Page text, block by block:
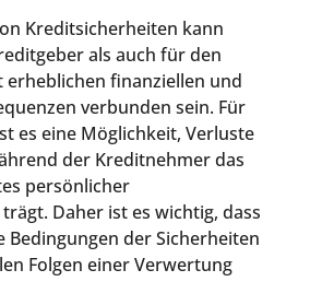
Kreditsicherheiten kann
als auch für den
finanziellen und
verbunden sein. Für
es eine Möglichkeit, Verluste
der Kreditnehmer das
persönlicher
Daher ist es wichtig, dass
Bedingungen der Sicherheiten
Folgen einer Verwertung